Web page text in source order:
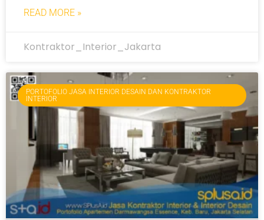
READ MORE »
Kontraktor_Interior_Jakarta
PORTOFOLIO JASA INTERIOR DESAIN DAN KONTRAKTOR
INTERIOR